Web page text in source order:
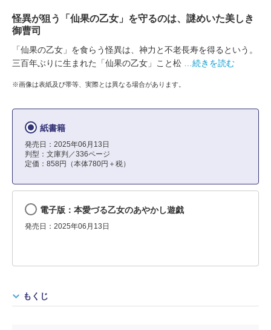
怪異が狙う「仙果の乙女」を守るのは、謎めいた美しき
御曹司
「仙果の乙女」を食らう怪異は、神力と不老長寿を得るという。
三百年ぶりに生まれた「仙果の乙女」こと松
…続きを読む
※画像は表紙及び帯等、実際とは異なる場合があります。
紙書籍
発売日：2025年06月13日
判型：文庫判／336ページ
定価：858円（本体780円＋税）
電子版：本愛づる乙女のあやかし遊戯
発売日：2025年06月13日
もくじ